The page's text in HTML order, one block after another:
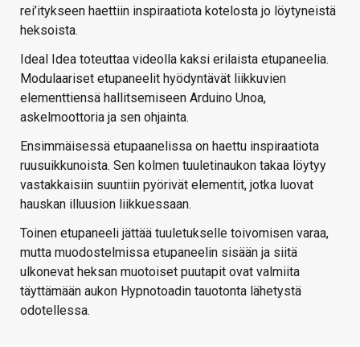
rei’itykseen haettiin inspiraatiota kotelosta jo löytyneistä
heksoista.
Ideal Idea toteuttaa videolla kaksi erilaista etupaneelia.
Modulaariset etupaneelit hyödyntävät liikkuvien
elementtiensä hallitsemiseen Arduino Unoa,
askelmoottoria ja sen ohjainta.
Ensimmäisessä etupaanelissa on haettu inspiraatiota
ruusuikkunoista. Sen kolmen tuuletinaukon takaa löytyy
vastakkaisiin suuntiin pyörivät elementit, jotka luovat
hauskan illuusion liikkuessaan.
Toinen etupaneeli jättää tuuletukselle toivomisen varaa,
mutta muodostelmissa etupaneelin sisään ja siitä
ulkonevat heksan muotoiset puutapit ovat valmiita
täyttämään aukon Hypnotoadin tauotonta lähetystä
odotellessa.